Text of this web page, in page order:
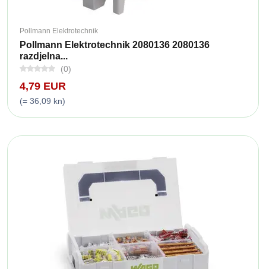
Pollmann Elektrotechnik
Pollmann Elektrotechnik 2080136 2080136
razdjelna...
(0)
4,79 EUR
(= 36,09 kn)